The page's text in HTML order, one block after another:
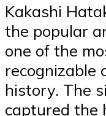
Kakashi
the popular
one of the
recognizable
history. The
captured the